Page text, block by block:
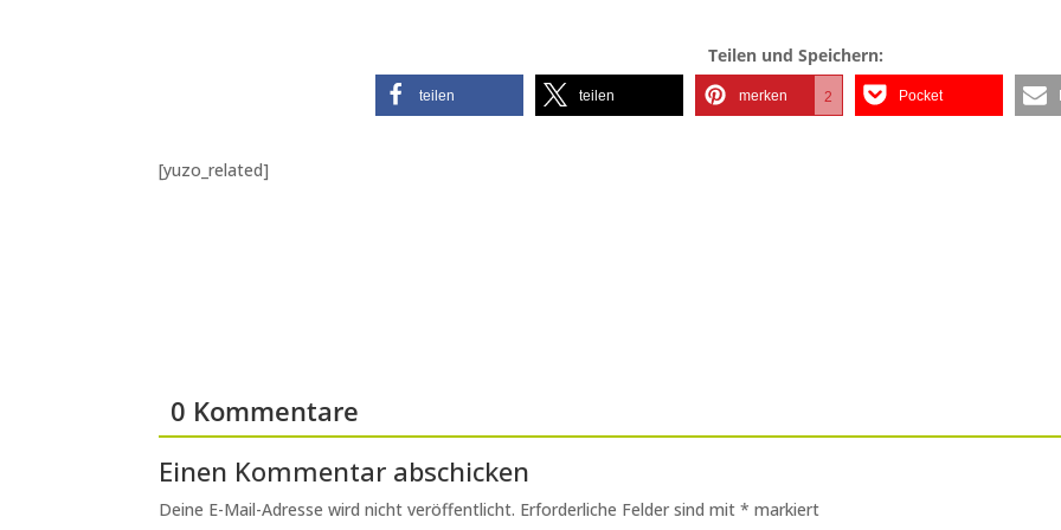
Teilen und Speichern:
teilen teilen merken 2 Pocket
[yuzo_related]
0 Kommentare
Einen Kommentar abschicken
Deine E-Mail-Adresse wird nicht veröffentlicht. Erforderliche Felder sind mit* markiert